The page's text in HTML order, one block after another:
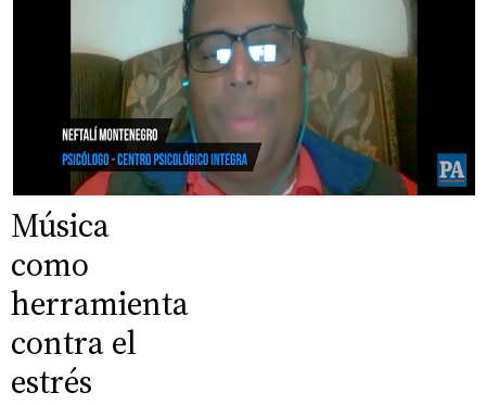
Música
como
herramienta
contra el
estrés